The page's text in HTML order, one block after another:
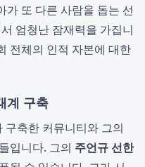
가 또 다른 사람을 돕는 선
엄청난 잠재력을 가집니
전체의 인적 자본에 대한
계 구축
구축한 커뮤니티와 그의
입니다. 그의 주언규 선한